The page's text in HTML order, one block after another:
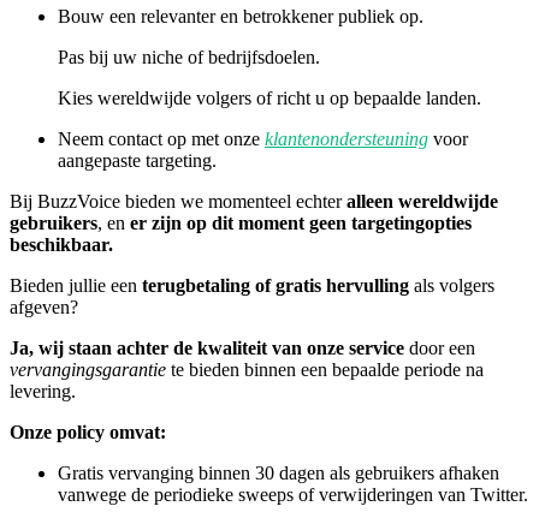
Bouw een relevanter en betrokkener publiek op.
Pas bij uw niche of bedrijfsdoelen.
Kies wereldwijde volgers of richt u op bepaalde landen.
Neem contact op met onze klantenondersteuning voor
aangepaste targeting.
Bij BuzzVoice bieden we momenteel echteralleen wereldwijde
gebruikers, en er zijn op dit moment geen targetingopties
beschikbaar.
Bieden jullie een terugbetaling of gratis hervulling als volgers
afgeven?
Ja, wij staan achter de kwaliteit van onze service door een
vervangingsgarantie te bieden binnen een bepaalde periode na
levering.
Onze policy omvat:
Gratis vervanging binnen 30 dagen als gebruikers afhaken
vanwege de periodieke sweeps of verwijderingen van Twitter.